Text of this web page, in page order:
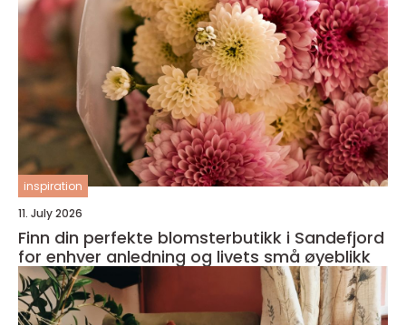
inspiration
11. July 2026
Finn din perfekte blomsterbutikk i Sandefjord
for enhver anledning og livets små øyeblikk